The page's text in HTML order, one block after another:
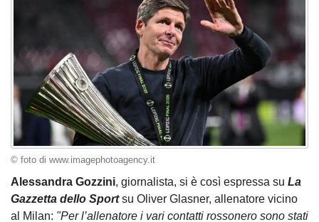
© foto di www.imagephotoagency.it
Alessandra Gozzini, giornalista, si è così espressa su La
Gazzetta dello Sportsu Oliver Glasner, allenatore vicino
al Milan: "Per l’allenatore i vari contatti rossonero sono stati